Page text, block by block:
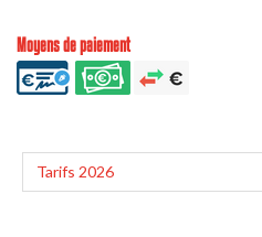
Moyens de paiement